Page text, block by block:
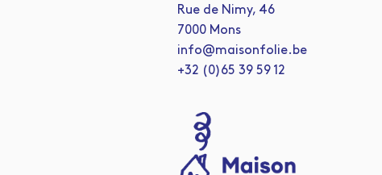
Rue de Nimy, 46
7000 Mons
info@maisonfolie.be
+32 (0)65 39 59 12